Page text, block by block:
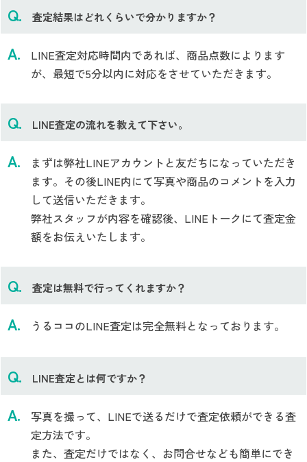
査定結果はどれくらいで分かりますか？
LINE査定対応時間内であれば、商品点数によります
が、最短で5分以内に対応をさせていただきます。
LINE査定の流れを教えて下さい。
まずは弊社LINEアカウントと友だちになっていただき
ます。その後LINE内にて写真や商品のコメントを入力
して送信いただきます。
弊社スタッフが内容を確認後、LINEトークにて査定金
額をお伝えいたします。
査定は無料で行ってくれますか？
うるココのLINE査定は完全無料となっております。
LINE査定とは何ですか？
写真を撮って、LINEで送るだけで査定依頼ができる査
定方法です。
また、査定だけではなく、お問合せなども簡単にでき